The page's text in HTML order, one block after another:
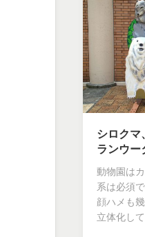
シロクマ
ランウー
動物園は
系は必須
顔ハメも
立体化し